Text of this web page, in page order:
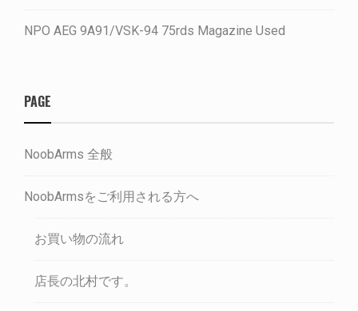
NPO AEG 9A91/VSK-94 75rds Magazine Used
PAGE
NoobArms 全般
NoobArmsをご利用される方へ
お買い物の流れ
店長の北村です。